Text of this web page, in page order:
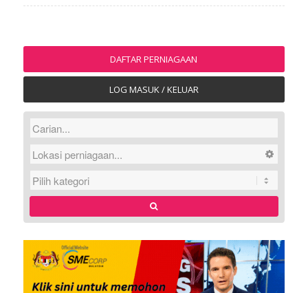
DAFTAR PERNIAGAAN
LOG MASUK / KELUAR